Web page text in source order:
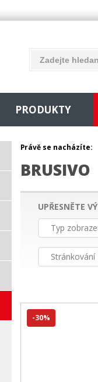
PRODUKTY
Právě se nacházíte:
BRUSIVO
UPŘESNĚTE
Typ
Stránkování
-30%